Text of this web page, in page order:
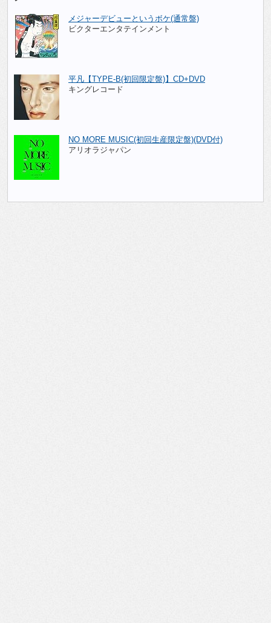
メジャーデビューというボケ(通常盤)
ビクターエンタテインメント
平凡【TYPE-B(初回限定盤)】CD+DVD
キングレコード
NO MORE MUSIC(初回生産限定盤)(DVD付)
アリオラジャパン